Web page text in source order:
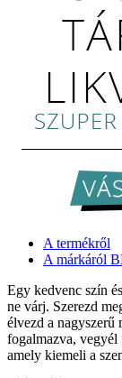
A termékről
A márkáról
Egy kedvenc szín
ne várj. Szerezd
élvezd a nagyszerű
fogalmazva, vegyél
amely kiemeli a